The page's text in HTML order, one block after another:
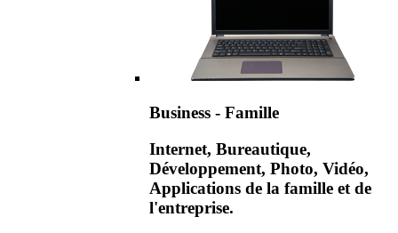
Business - Famille
Internet, Bureautique,
Développement, Photo, Vidéo,
Applications de la famille et de
l'entreprise.